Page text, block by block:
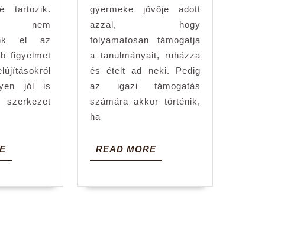
tartozik.
nem
el az
figyelmet
jól is
READ
MORE
gyermeke jövője adott
azzal, hogy
folyamatosan támogatja
a tanulmányait, ruházza
és ételt ad neki. Pedig
az igazi támogatás
számára akkor történik,
ha
READ MOREREAD
MORE